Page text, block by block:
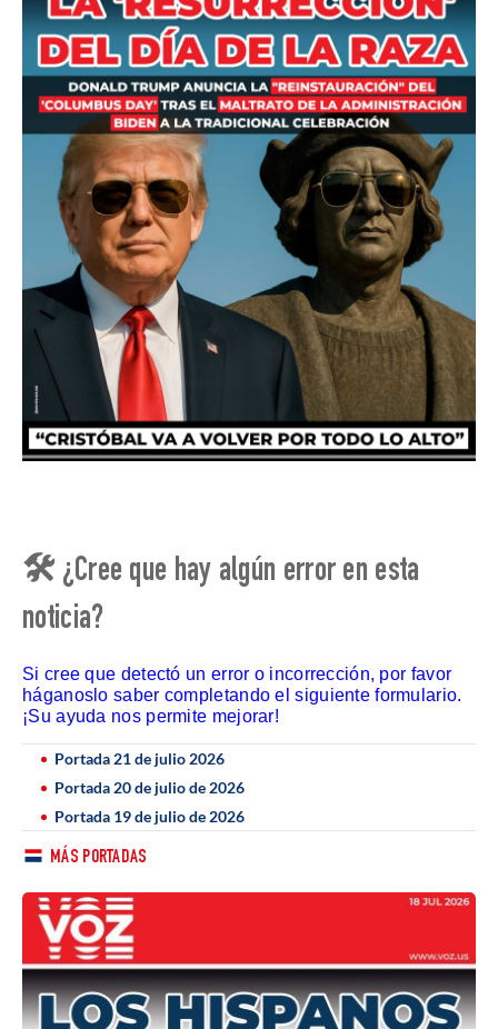
🛠 ¿Cree que hay algún error en esta
noticia?
Si cree que detectó un error o incorrección, por favor
háganoslo saber completando el siguiente formulario.
¡Su ayuda nos permite mejorar!
Portada 21 de julio 2026
Portada 20 de julio de 2026
Portada 19 de julio de 2026
MÁS PORTADAS